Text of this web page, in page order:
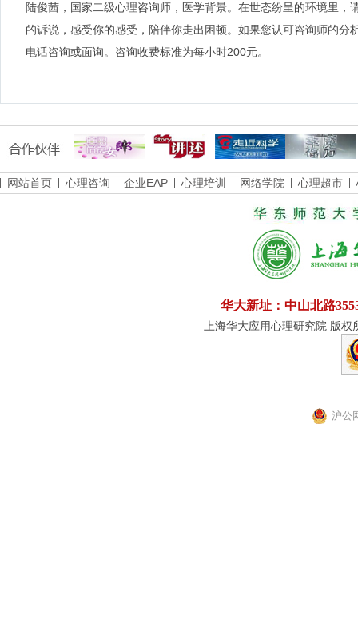
陆俊茜，国家二级心理咨询师，医学背景。在世态纷呈的环境里，
的诉说，感受你的感受，陪伴你走出困顿。如果您认可咨询师的分
电话咨询或面询。咨询收费标准为每小时200元。
网站首页 心理咨询 企业EAP 心理培训 网络学院 心理超市
华大新址：中山北路
上海华大应用心理研究院 版
沪公